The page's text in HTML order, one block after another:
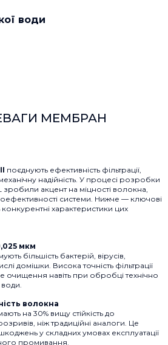
води
МЕМБРАН
поєднують ефективність фільтрації,
механічну надійність. У процесі розробки
зробили акцент на міцності волокна,
системи. Нижче — ключові
характеристики цих
мкм
більшість бактерій, вірусів,
домішки. Висока точність фільтрації
очищення навіть при обробці технічно
волокна
на 30% вищу стійкість до
ніж традиційні аналоги. Це
у складних умовах експлуатації
промивання.